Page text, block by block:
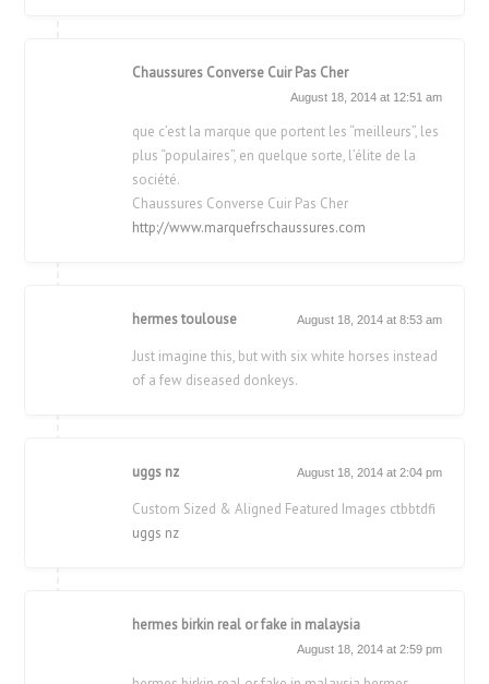
Chaussures Converse Cuir Pas Cher
August 18, 2014 at 12:51 am
que c’est la marque que portent les “meilleurs”, les
plus “populaires”, en quelque sorte, l’élite de la
société.
Chaussures Converse Cuir Pas Cher
http://www.marquefrschaussures.com
hermes toulouse August 18, 2014 at 8:53 am
Just imagine this, but with six white horses instead
of a few diseased donkeys.
uggs nz August 18, 2014 at 2:04 pm
Custom Sized & Aligned Featured Images ctbbtdfi
uggs nz
hermes birkin real or fake in malaysia
August 18, 2014 at 2:59 pm